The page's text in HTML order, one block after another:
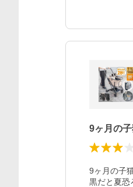
9ヶ月の
9ヶ月の子
黒だと夏恐